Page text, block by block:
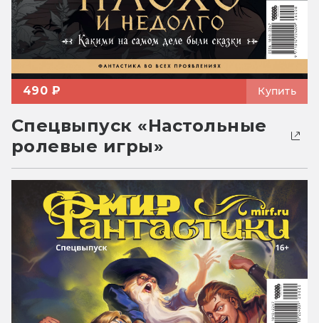
490 ₽ Купить
Спецвыпуск «Настольные
ролевые игры»